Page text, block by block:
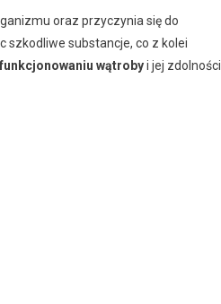
oraz przyczynia się do
szkodliwe substancje, co z kolei
wątrobyi jej zdolności